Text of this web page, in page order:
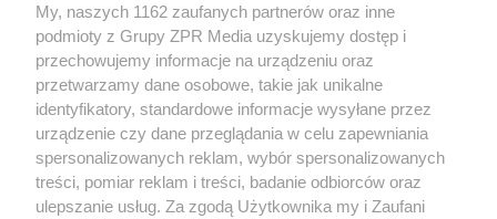
Żaden utwór zamieszczony w serwisie nie może być powielany i
rozpowszechniany lub dalej rozpowszechniany w jakikolwiek sposób (w
tym także elektroniczny lub mechaniczny) na jakimkolwiek polu
eksploatacji w jakiejkolwiek formie, włącznie z umieszczaniem w
Internecie bez pisemnej zgody właściciela praw. Jakiekolwiek użycie lub
wykorzystanie utworów w całości lub w części z naruszeniem prawa,
tzn. bez właściwej zgody, jest zabronione pod groźbą kary i może być
ścigane prawnie.
My, naszych 1162 zaufanych partnerów oraz inne
podmioty z Grupy ZPR Media uzyskujemy dostęp i
przechowujemy informacje na urządzeniu oraz
przetwarzamy dane osobowe, takie jak unikalne
identyfikatory, standardowe informacje wysyłane przez
urządzenie czy dane przeglądania w celu zapewniania
spersonalizowanych reklam, wybór spersonalizowanych
treści, pomiar reklam i treści, badanie odbiorców oraz
ulepszanie usług. Za zgodą Użytkownika my i Zaufani